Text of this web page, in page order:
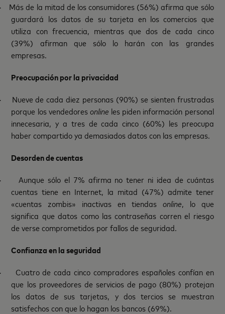
Más de la mitad de los consumidores (56%) afirma que sólo
guardará los datos de su tarjeta en los comercios que
utiliza con frecuencia, mientras que dos de cada cinco
(39%) afirman que sólo lo harán con las grandes
empresas.
Preocupación por la privacidad
Nueve de cada diez personas (90%) se sienten frustradas
porque los vendedoresonline les piden información personal
innecesaria, y a tres de cada cinco (60%) les preocupa
haber compartido ya demasiados datos con las empresas.
Desorden de cuentas
Aunque sólo el 7% afirma no tener ni idea de cuántas
cuentas tiene en Internet, la mitad (47%) admite tener
«cuentas zombis» inactivas en tiendas online, lo que
significa que datos como las contraseñas corren el riesgo
de verse comprometidos por fallos de seguridad.
Confianza en la seguridad
Cuatro de cada cinco compradores españoles confían en
que los proveedores de servicios de pago (80%) protejan
los datos de sus tarjetas, y dos tercios se muestran
satisfechos con que lo hagan los bancos (69%).